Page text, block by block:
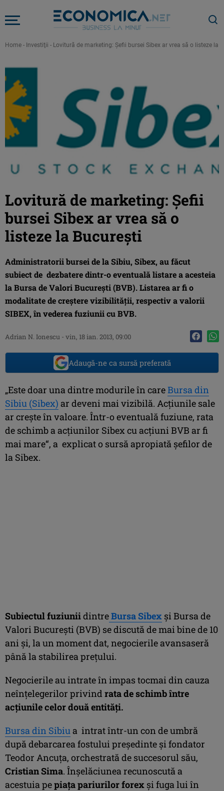
Home - Investiţii - Lovitură de marketing: Şefii bursei Sibex ar vrea să o listeze la
Lovitură de marketing: Şefii
bursei Sibex ar vrea să o
listeze la Bucureşti
Administratorii bursei de la Sibiu, Sibex, au făcut
subiect de dezbatere dintr-o eventuală listare a acesteia
la Bursa de Valori Bucureşti (BVB). Listarea ar fi o
modalitate de creştere vizibilităţii, respectiv a valorii
SIBEX, în vederea fuziunii cu BVB.
Adrian N. Ionescu - vin, 18 ian. 2013, 09:00
Adaugă-ne ca sursă preferată
„Este doar una dintre modurile în careBursa din
Sibiu (Sibex) ar deveni mai vizibilă. Acţiunile sale
ar creşte în valoare. Într-o eventuală fuziune, rata
de schimb a acţiunilor Sibex cu acţiuni BVB ar fi
mai mare“, a explicat o sursă apropiată şefilor de
la Sibex.
Subiectul fuziuniidintreBursa Sibex şi Bursa de
Valori Bucureşti (BVB) se discută de mai bine de 10
ani şi, la un moment dat, negocierile avansaseră
până la stabilirea preţului.
Negocierile au intrate în impas tocmai din cauza
neînţelegerilor privind rata de schimb între
acţiunile celor două entităţi.
Bursa din Sibiua intrat într-un con de umbră
după debarcarea fostului preşedinte şi fondator
Teodor Ancuţa, orchestrată de succesorul său,
Cristian Sima. Înşelăciunea recunoscută a
acestuia pepiaţa pariurilor forex şi fuga lui în